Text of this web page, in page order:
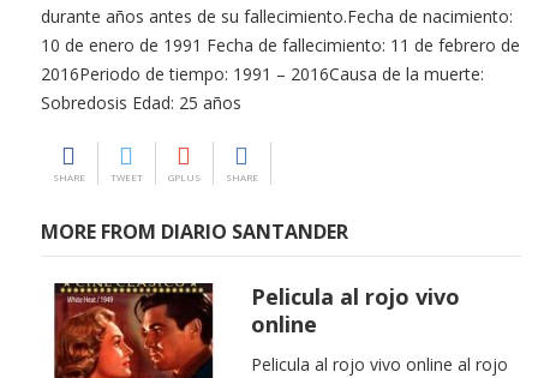
durante años antes de su fallecimiento.Fecha de nacimiento:
10 de enero de 1991 Fecha de fallecimiento: 11 de febrero de
2016Periodo de tiempo: 1991 – 2016Causa de la muerte:
Sobredosis Edad: 25 años
SHARE TWEET GPLUS SHARE
MORE FROM DIARIO SANTANDER
Pelicula al rojo vivo
online
Pelicula al rojo vivo online al rojo